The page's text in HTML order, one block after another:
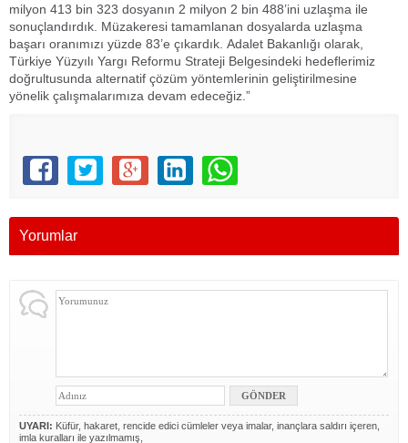
milyon 413 bin 323 dosyanın 2 milyon 2 bin 488’ini uzlaşma ile
sonuçlandırdık. Müzakeresi tamamlanan dosyalarda uzlaşma
başarı oranımızı yüzde 83’e çıkardık. Adalet Bakanlığı olarak,
Türkiye Yüzyılı Yargı Reformu Strateji Belgesindeki hedeflerimiz
doğrultusunda alternatif çözüm yöntemlerinin geliştirilmesine
yönelik çalışmalarımıza devam edeceğiz.”
Yorumlar
UYARI: Küfür, hakaret, rencide edici cümleler veya imalar, inançlara saldırı içeren,
imla kuralları ile yazılmamış,